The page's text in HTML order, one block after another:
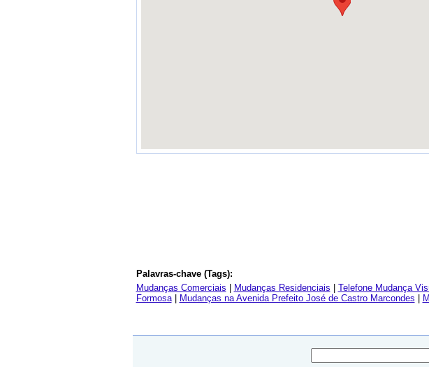
Palavras-chave (Tags):
Mudanças Comerciais
Mudanças Residenciais Telefone Mudança
Formosa| Mudanças na Avenida Prefeito José de Castro Marcondes